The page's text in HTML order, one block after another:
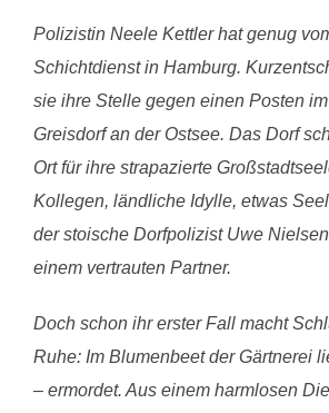
Polizistin Neele Kettler hat genug
Schichtdienst in Hamburg.
sie ihre Stelle gegen einen Posten
Greisdorf an der Ostsee. Das Dorf
Ort für ihre strapazierte
Kollegen, ländliche Idylle, etwas
der stoische Dorfpolizist Uwe
einem vertrauten Partner.
Doch schon ihr erster Fall macht
Ruhe: Im Blumenbeet der Gärtnerei
– ermordet. Aus einem harmlosen